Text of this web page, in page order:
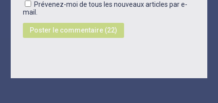
Prévenez-moi de tous les nouveaux articles par e-
mail.